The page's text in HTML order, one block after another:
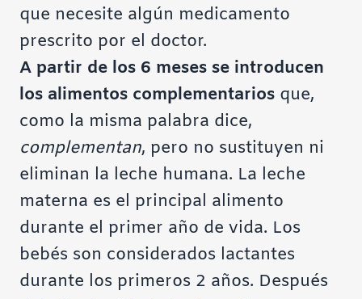
que necesite algún medicamento
prescrito por el doctor.
A partir de los 6 meses se introducen
los alimentos complementarios que,
como la misma palabra dice,
complementan, pero no sustituyen ni
eliminan la leche humana. La leche
materna es el principal alimento
durante el primer año de vida. Los
bebés son considerados lactantes
durante los primeros 2 años. Después